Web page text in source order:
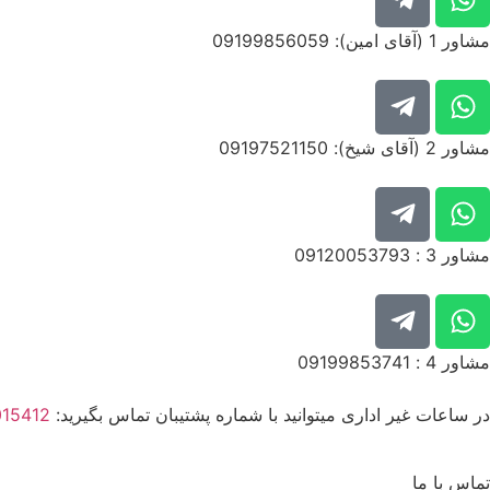
مشاور 1 (آقای امین): 09199856059
مشاور 2 (آقای شیخ): 09197521150
مشاور 3 : 09120053793
مشاور 4 : 09199853741
در ساعات غیر اداری میتوانید با شماره پشتیبان تماس بگیرید:
تماس با ما